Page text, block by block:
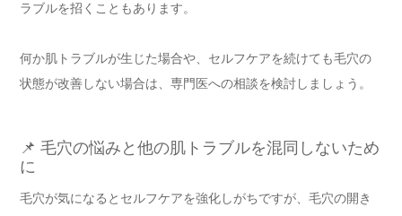
ラブルを招くこともあります。
何か肌トラブルが生じた場合や、セルフケアを続けても毛穴の
状態が改善しない場合は、専門医への相談を検討しましょう。
📌 毛穴の悩みと他の肌トラブルを混同しないため
に
毛穴が気になるとセルフケアを強化しがちですが、毛穴の開き